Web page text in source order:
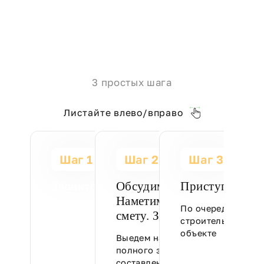
3 простых шага
Листайте влево/вправо
Шаг 1
+7 (910) 507-03-98
Познакомимся,
проконсультируем и
согласуем встречу на
Шаг 2
Обсудим вашу задачу.
Наметим план. Составим
смету. Заключим договор
Выедем на объект для
полного замера и
Шаг 3
Приступаем к
По очередности
строительные
объекте